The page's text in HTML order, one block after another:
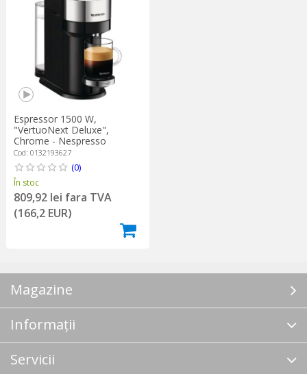
Espressor 1500 W,
"VertuoNext Deluxe",
Chrome - Nespresso
Cod: 0132193627
(0)
În stoc
809,92 lei fara TVA
(166,2 EUR)
Magazine
Informații
Servicii